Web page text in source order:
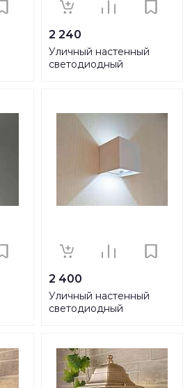
2 240
Уличный настенный
светодиодный
2 400
Уличный настенный
светодиодный